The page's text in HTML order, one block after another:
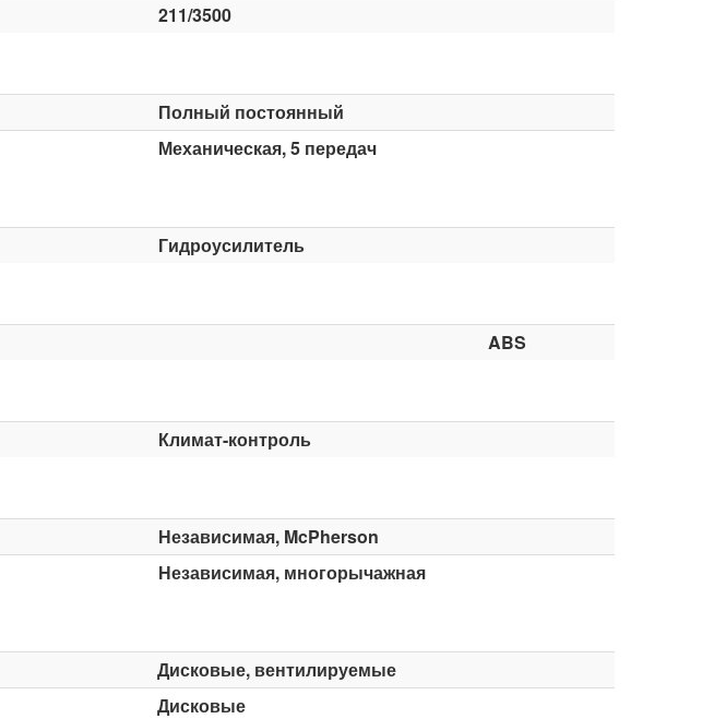
211/3500
Полный постоянный
Механическая, 5 передач
Гидроусилитель
ABS
Климат-контроль
Независимая, McPherson
Независимая, многорычажная
Дисковые, вентилируемые
Дисковые